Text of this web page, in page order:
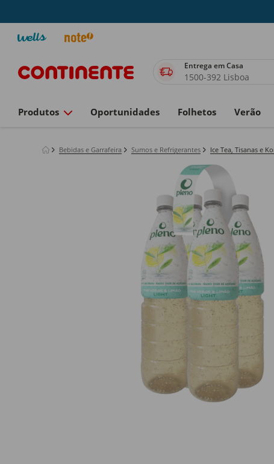
Entrega em Casa
1500-392 Lisboa
Produtos Oportunidades Folhetos Verão
Bebidas e Garrafeira Sumos e Refrigerantes Ice Tea, Tisanas e